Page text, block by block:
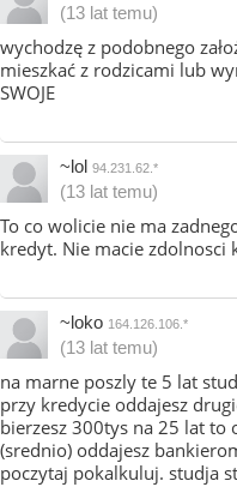
(13 lat temu)
wychodzę z podobnego
mieszkać z rodzicami lub
SWOJE
~lol 94.231.62.*
(13 lat temu)
To co wolicie nie ma
kredyt. Nie macie zdolnosci
~loko 164.126.106.*
(13 lat temu)
na marne poszly te 5 lat
przy kredycie oddajesz
bierzesz 300tys na 25 lat to
(srednio) oddajesz
poczytaj pokalkuluj. studja